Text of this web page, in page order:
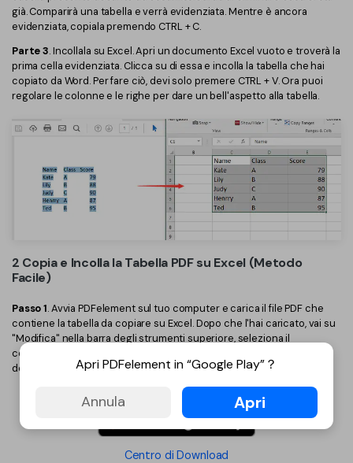
già. Comparirà una tabella e verrà evidenziata. Mentre è ancora
evidenziata, copiala premendo CTRL + C.
Parte 3. Incollala su Excel. Apri un documento Excel vuoto e troverà la
prima cella evidenziata. Clicca su di essa e incolla la tabella che hai
copiato da Word. Per fare ciò, devi solo premere CTRL + V. Ora puoi
regolare le colonne e le righe per dare un bell'aspetto alla tabella.
2 Copia e Incolla la Tabella PDF su Excel (Metodo
Facile)
Passo 1. Avvia PDFelement sul tuo computer e carica il file PDF che
contiene la tabella da copiare su Excel. Dopo che l'hai caricato, vai su
"Modifica" nella barra degli strumenti superiore, seleziona il
contenuto del file PDF che vuoi che compaia sulla tabella Excel. Fai
doppio click su questo contenuto e seleziona l'opzione "Copia".
Centro di Download
Apri PDFelement in “Google Play”？
Annula Apri